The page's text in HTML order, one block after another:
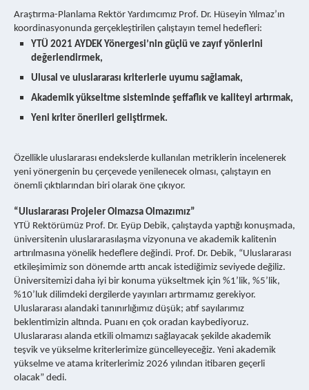
Araştırma-Planlama Rektör Yardımcımız Prof. Dr. Hüseyin Yılmaz’ın
koordinasyonunda gerçekleştirilen çalıştayın temel hedefleri:
YTÜ 2021 AYDEK Yönergesi’nin güçlü ve zayıf yönlerini
değerlendirmek,
Ulusal ve uluslararası kriterlerle uyumu sağlamak,
Akademik yükseltme sisteminde şeffaflık ve kaliteyi artırmak,
Yeni kriter önerileri geliştirmek.
Özellikle uluslararası endekslerde kullanılan metriklerin incelenerek
yeni yönergenin bu çerçevede yenilenecek olması, çalıştayın en
önemli çıktılarından biri olarak öne çıkıyor.
“Uluslararası Projeler Olmazsa Olmazımız”
YTÜ Rektörümüz Prof. Dr. Eyüp Debik, çalıştayda yaptığı konuşmada,
üniversitenin uluslararasılaşma vizyonuna ve akademik kalitenin
artırılmasına yönelik hedeflere değindi. Prof. Dr. Debik, “Uluslararası
etkileşimimiz son dönemde arttı ancak istediğimiz seviyede değiliz.
Üniversitemizi daha iyi bir konuma yükseltmek için %1’lik, %5’lik,
%10’luk dilimdeki dergilerde yayınları artırmamız gerekiyor.
Uluslararası alandaki tanınırlığımız düşük; atıf sayılarımız
beklentimizin altında. Puanı en çok oradan kaybediyoruz.
Uluslararası alanda etkili olmamızı sağlayacak şekilde akademik
teşvik ve yükselme kriterlerimize güncelleyeceğiz. Yeni akademik
yükselme ve atama kriterlerimiz 2026 yılından itibaren geçerli
olacak” dedi.